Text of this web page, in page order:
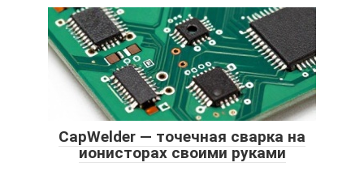
CapWelder — точечная сварка на
ионисторах своими руками